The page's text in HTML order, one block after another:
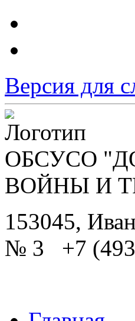
Версия для
ОБСУСО
ВОЙНЫ И
153045,
№ 3 +7